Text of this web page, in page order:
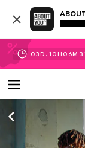
03D.10H 06M